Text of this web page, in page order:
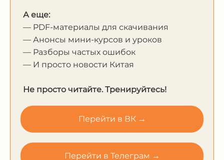
А еще:
— PDF-материалы для скачивания
— Анонсы мини-курсов и уроков
— Разборы частых ошибок
— И просто новости Китая
Не просто читайте. Тренируйтесь!
Перейти в ВК →
Перейти в Телеграм →